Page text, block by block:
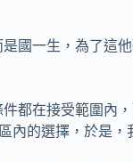
國一生，為了
都在接受範圍
內的選擇，於是，